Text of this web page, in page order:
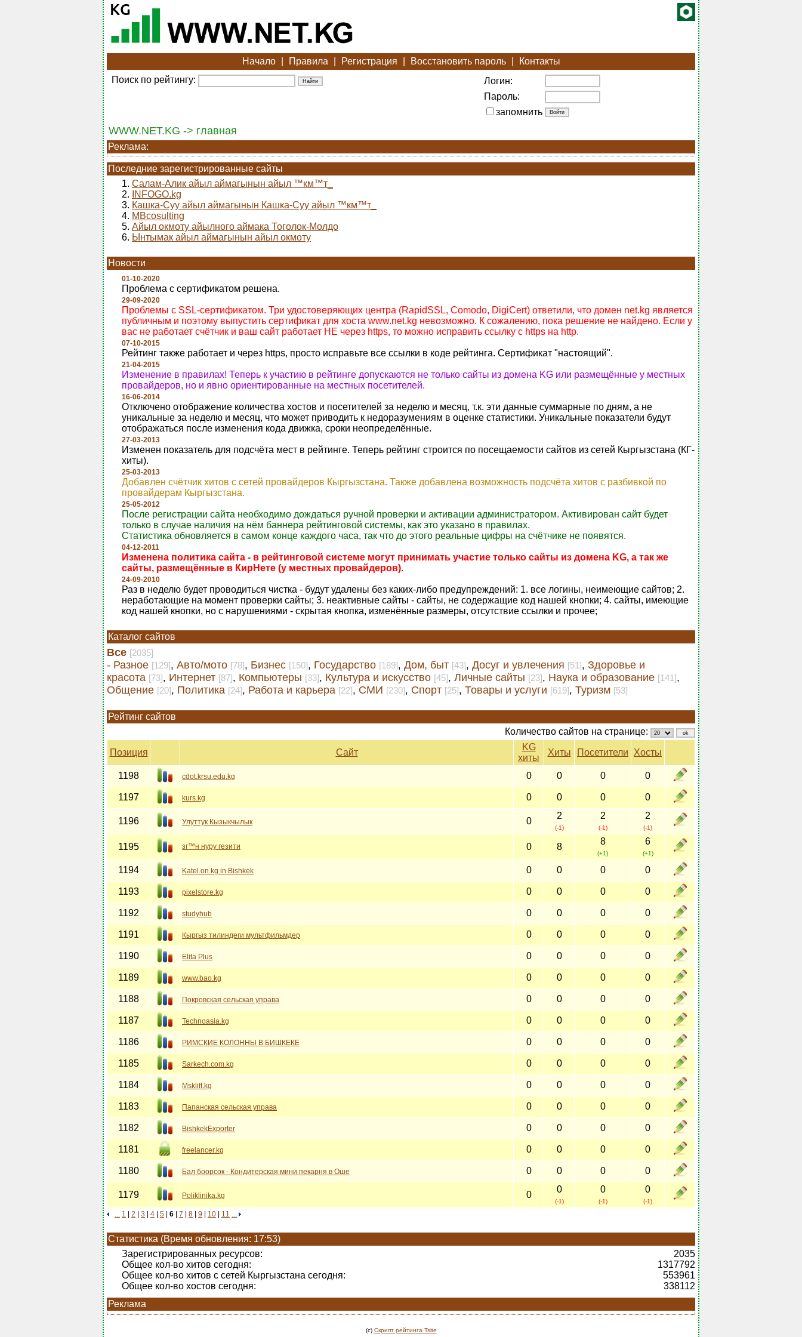
Начало Правила Регистрация Восстановить пароль
Контакты
Поиск по рейтингу:
Логин:
Пароль:
запомнить
WWW.NET.KG -> главная
Реклама:
Последние зарегистрированные сайты
1. Салам-Алик айыл аймагынын айыл ™км™т_
2.
INFOGO.kg
3. Кашка-Суу айыл аймагынын Кашка-Суу айыл ™км™т_
4. MBcosulting
5. Айыл окмоту айылного аймака Тоголок-Молдо
6. Ынтымак айыл аймагынын айыл окмоту
Новости
01-10-2020
Проблема с сертификатом решена.
29-09-2020
Проблемы с SSL-сертификатом. Три удостоверяющих центра (RapidSSL, Comodo, DigiCert) ответили, что домен net.kg является
публичным и поэтому выпустить сертификат для хоста www.net.kg невозможно. К сожалению, пока решение не найдено. Если у
вас не работает счётчик и ваш сайт работает НЕ через https, то можно исправить ссылку с https на http.
07-10-2015
Рейтинг также работает и через https, просто исправьте все ссылки в коде рейтинга. Сертификат "настоящий".
21-04-2015
Изменение в правилах! Теперь к участию в рейтинге допускаются не только сайты из домена KG или размещённые у местных
провайдеров, но и явно ориентированные на местных посетителей.
16-06-2014
Отключено отображение количества хостов и посетителей за неделю и месяц, т.к. эти данные суммарные по дням, а не
уникальные за неделю и месяц, что может приводить к недоразумениям в оценке статистики. Уникальные показатели будут
отображаться после изменения кода движка, сроки неопределённые.
27-03-2013
Изменен показатель для подсчёта мест в рейтинге. Теперь рейтинг строится по посещаемости сайтов из сетей Кыргызстана (КГ-
хиты).
25-03-2013
Добавлен счётчик хитов с сетей провайдеров Кыргызстана. Также добавлена возможность подсчёта хитов с разбивкой по
провайдерам Кыргызстана.
25-05-2012
После регистрации сайта необходимо дождаться ручной проверки и активации администратором. Активирован сайт будет
только в случае наличия на нём баннера рейтинговой системы, как это указано в правилах.
Статистика обновляется в самом конце каждого часа, так что до этого реальные цифры на счётчике не появятся.
04-12-2011
Изменена политика сайта - в рейтинговой системе могут принимать участие только сайты из домена KG, а так же
сайты, размещённые в КирНете (у местных провайдеров).
24-09-2010
Раз в неделю будет проводиться чистка - будут удалены без каких-либо предупреждений: 1. все логины, неимеющие сайтов; 2.
неработающие на момент проверки сайты; 3. неактивные сайты - сайты, не содержащие код нашей кнопки; 4. сайты, имеющие
код нашей кнопки, но с нарушениями - скрытая кнопка, изменённые размеры, отсутствие ссылки и прочее;
Каталог сайтов
Все [2035]
- Разное [129], Авто/мото [78], Бизнес [150], Государство [189], Дом, быт [43], Досуг и увлечения [51], Здоровье и
красота [73], Интернет [87], Компьютеры [33], Культура и искусство [45], Личные сайты [23], Наука и образование [141],
Общение [20], Политика [24], Работа и карьера [22], СМИ [230], Спорт [25], Товары и услуги [619], Туризм [53]
Рейтинг сайтов
Количество сайтов на странице:
Позиция Сайт
KG
хиты
Хиты Посетители Хосты
1198 cdot.krsu.edu.kg 0 0 0 0
1197 kurs.kg 0 0 0 0
1196 Улуттук Кызыкчылык 0
2
(-1)
2
(-1)
2
(-1)
1195 зг™н нуру гезити 0 8
8
(+1)
6
(+1)
1194 Katel.on.kg in Bishkek 0 0 0 0
1193 pixelstore.kg 0 0 0 0
1192 studyhub 0 0 0 0
1191 Кыргыз тилиндеги мультфильмдер 0 0 0 0
1190 Elita Plus 0 0 0 0
1189 www.bao.kg 0 0 0 0
1188 Покровская сельская управа 0 0 0 0
1187 Technoasia.kg 0 0 0 0
1186 РИМСКИЕ КОЛОННЫ В БИШКЕКЕ 0 0 0 0
1185 Sarkech.com.kg 0 0 0 0
1184 Msklift.kg 0 0 0 0
1183 Папанская сельская управа 0 0 0 0
1182 BishkekExporter 0 0 0 0
1181 freelancer.kg 0 0 0 0
1180 Бал боорсок - Кондитерская мини пекарня в Оше 0 0 0 0
1179 Poliklinika.kg 0
0
(-1)
0
(-1)
0
(-1)
... 1 2 3 4 5 6 7 8 9 10 11 ...
Статистика (Время обновления: 17:53)
Зарегистрированных ресурсов:
Общее кол-во хитов сегодня:
Общее кол-во хитов с сетей Кыргызстана сегодня:
Общее кол-во хостов сегодня:
2035
1317792
553961
338112
Реклама
(c) Скрипт рейтинга Tsite